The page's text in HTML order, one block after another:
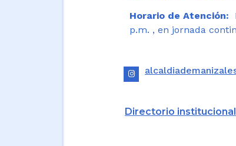
Horario de Atención:
p.m. , en jornada
Directorio institucional